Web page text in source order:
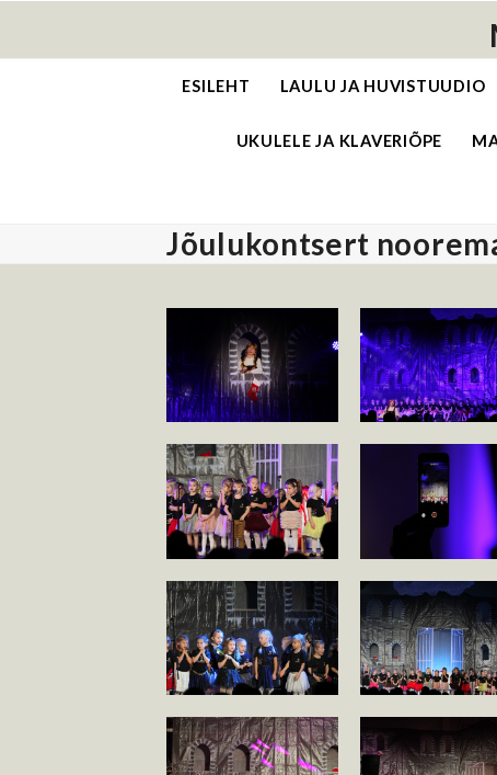
content
ESILEHT LAULU JA HUVISTUUDIO
UKULELE JA KLAVERIÕPE
Jõulukontsert